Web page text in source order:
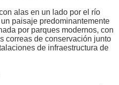
alas en un lado por el río
paisaje predominantemente
por parques modernos, con
correas de conservación junto
de infraestructura de